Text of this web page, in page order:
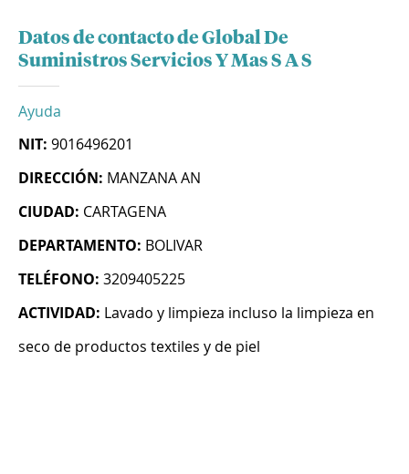
Datos de contacto de Global De
Suministros Servicios Y Mas S A S
Ayuda
NIT: 9016496201
DIRECCIÓN: MANZANA AN
CIUDAD: CARTAGENA
DEPARTAMENTO: BOLIVAR
TELÉFONO: 3209405225
ACTIVIDAD: Lavado y limpieza incluso la limpieza en
seco de productos textiles y de piel